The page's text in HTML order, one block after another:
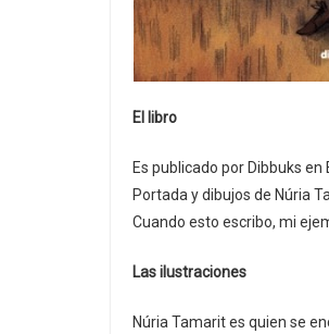
El libro
Es publicado por Dibbuks
Portada y dibujos de Núria
Cuando esto escribo, mi
Las ilustraciones
Núria Tamarit es quien se